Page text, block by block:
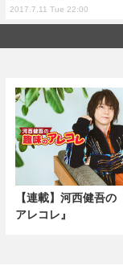
2017.7.11 Tue 22:00
【連載】河西健吾の
アレコレ』